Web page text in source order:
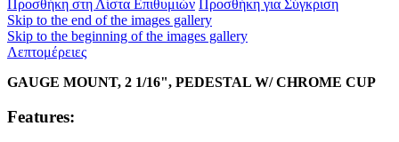
Προσθήκη στη Λίστα Επιθυμιών Προσθήκη για Σύγκριση
Skip to the end of the images gallery
Skip to the beginning of the images gallery
Λεπτομέρειες
GAUGE MOUNT, 2 1/16", PEDESTAL W/ CHROME CUP
Features: